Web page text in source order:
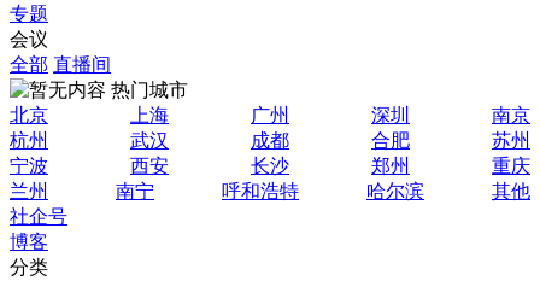
专题
会议
全部 直播间
热门城市
北京
上海 广州 深圳
南京
杭州
武汉 成都 合肥
苏州
宁波
西安 长沙 郑州
重庆
兰州
南宁 呼和浩特 哈尔滨
其他
社企号
博客
分类